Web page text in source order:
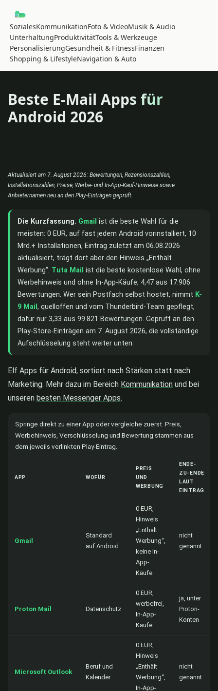
SozialesKommunikationFoto & VideoMusik & Audio
UnterhaltungProduktivitätTools & Werkzeuge
PersonalisierungGesundheit & FitnessFinanzen
Shopping & LifestyleNavigation & Auto
Beste E-Mail Apps für
Android 2026
Aktualisiert am 7. August 2026: Bewertungen, Rezensionszahlen,
Installationszahlen, Preise, Werbe- und In-App-Kauf-Hinweise sowie
Anbieternamen neu an den Play-Einträgen geprüft.
Die Kurzfassung. Gmail ist die beste Wahl für die
meisten: 0 EUR, auf fast jedem Android vorinstalliert, 10
Mrd.+ Installationen, Eintrag zuletzt am 06.08.2026
aktualisiert, trägt dort aber den Hinweis „Enthält
Werbung“. Tuta Mail ist die beste kostenlose Wahl, ohne
Werbehinweis und ohne In-App-Käufe, 4,47 aus 17.906
Bewertungen. Wer sein Postfach selbst hostet, nimmt K-
9 Mail , quelloffen und vom Thunderbird-Team gepflegt,
dafür nur 3,33 aus 99.821 Bewertungen. Geprüft an den
Play-Store-Einträgen am 7. August 2026, die vollständige
Aufschlüsselung steht weiter unten.
Elf Apps für Android, sortiert nach Stärken statt nach
Marketing. Mehr dazu im Bereich Kommunikation und bei
unseren besten Messenger Apps.
Springe direkt zu einer App oder vergleiche zuerst. Preis,
Werbehinweis, Verschlüsselung und Bewertung stammen aus
dem jeweils verlinkten Play-Eintrag.
APP WOFÜR
PREIS
UND
WERBUNG
ENDE-
ZU-ENDE
LAUT
EINTRAG
Gmail
Standard
auf Android
0 EUR,
Hinweis
„Enthält
Werbung“,
keine In-
App-
Käufe
nicht
genannt
Proton Mail Datenschutz
0 EUR,
werbefrei,
In-App-
Käufe
ja, unter
Proton-
Konten
Microsoft Outlook
Beruf und
Kalender
0 EUR,
Hinweis
„Enthält
Werbung“,
In-App-
nicht
genannt